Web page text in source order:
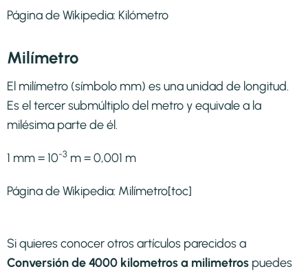
Página de Wikipedia: Kilómetro
Milímetro
El milímetro (símbolo mm) es una unidad de longitud.
Es el tercer submúltiplo del metro y equivale a la
milésima parte de él.
1 mm = 10-3 m = 0,001 m
Página de Wikipedia: Milímetro[toc]
Si quieres conocer otros artículos parecidos a
Conversión de 4000 kilometros a milimetros puedes